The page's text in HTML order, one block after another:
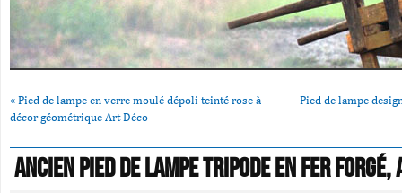
« Pied de lampe en verre moulé dépoli teinté rose à
décor géométrique Art Déco
Pied de lampe
Ancien Pied de Lampe Tripode en Fer